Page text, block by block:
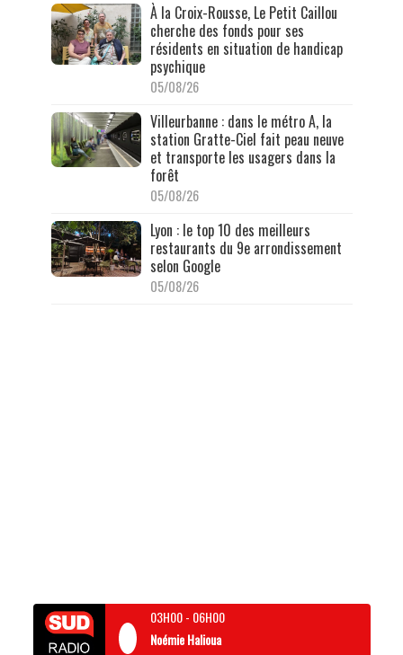
À la Croix-Rousse, Le Petit Caillou
cherche des fonds pour ses
résidents en situation de handicap
psychique
05/08/26
Villeurbanne : dans le métro A, la
station Gratte-Ciel fait peau neuve
et transporte les usagers dans la
forêt
05/08/26
Lyon : le top 10 des meilleurs
restaurants du 9e arrondissement
selon Google
05/08/26
03H00- 06H00
Noémie Halioua